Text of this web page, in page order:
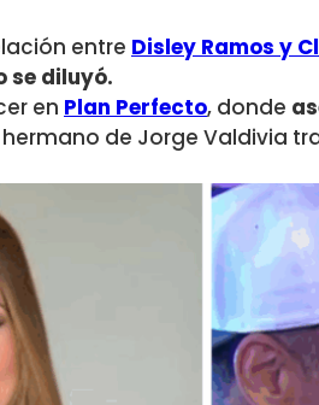
entre Disley Ramos y
se diluyó.
en Plan Perfecto, donde
de Jorge Valdivia